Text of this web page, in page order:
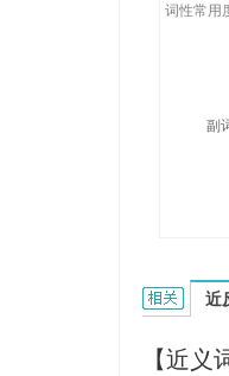
我
词性常用
副
keenly的相
近
【近义